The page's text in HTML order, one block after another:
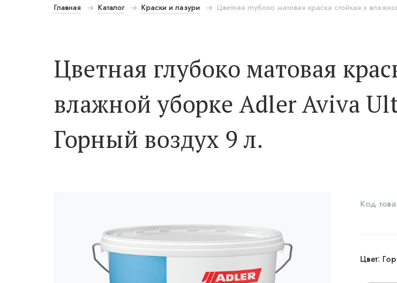
Главная Каталог Краски и лазури Цветная глубоко матовая краска стойкая к
Цветная глубоко матовая
влажной уборке Adler Aviva
Горный воздух 9 л.
Код
Цвет: